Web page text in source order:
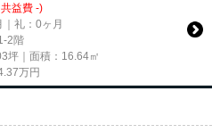
益費 -)
｜礼：0ヶ月
2階
坪｜面積：16.64㎡
万円